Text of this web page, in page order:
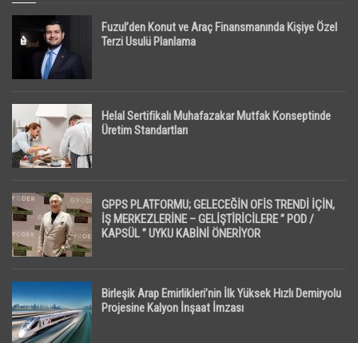
Fuzul’den Konut ve Araç Finansmanında Kişiye Özel
Terzi Usulü Planlama
Helal Sertifikalı Muhafazakar Mutfak Konseptinde
Üretim Standartları
GPPS PLATFORMU; GELECEĞİN OFİS TRENDİ İÇİN,
İŞ MERKEZLERİNE – GELİŞTİRİCİLERE ” POD /
KAPSÜL ” UYKU KABİNİ ÖNERİYOR
Birleşik Arap Emirlikleri’nin İlk Yüksek Hızlı Demiryolu
Projesine Kalyon İnşaat İmzası